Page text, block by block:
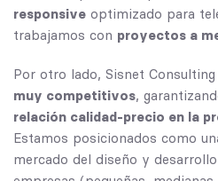
responsive optimizado para
trabajamos con proyectos a
Por otro lado, Sisnet
muy competitivos,
relación calidad-precio en la
Estamos posicionados como
mercado del diseño y